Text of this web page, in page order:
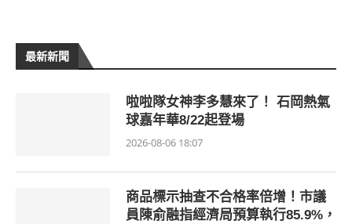
最新新聞
啦啦隊女神李多慧來了！ 石岡熱氣
球嘉年華8/22起登場
2026-08-06 18:07
商品標示抽查不合格率倍增！市議
員陳俞融指經濟局預算執行85.9%，